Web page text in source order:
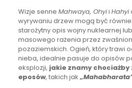
Wizje senne Mahwaya, Ohyii Hahyi
wyrywaniu drzew mogą być
starożytny opis wojny nuklearnej
masowego rażenia przez
pozaziemskich. Ogień, który trawi
nieba, idealnie pasuje do opisów
eksplozji, jakie znamy chociażby
eposów, takich jak